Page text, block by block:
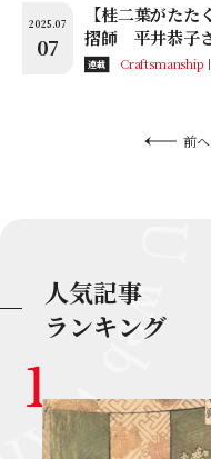
2025.07
07
【桂二葉がた
摺師 平井恭子
連載 Craftsmanship
前へ
人気記事
ランキング